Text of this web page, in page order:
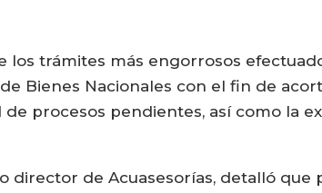
los trámites más engorrosos
Bienes Nacionales con el fin de
procesos pendientes, así como la
director de Acuasesorías, detalló